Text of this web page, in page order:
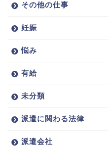
その他の仕事
妊娠
悩み
有給
未分類
派遣に関わる法律
派遣会社